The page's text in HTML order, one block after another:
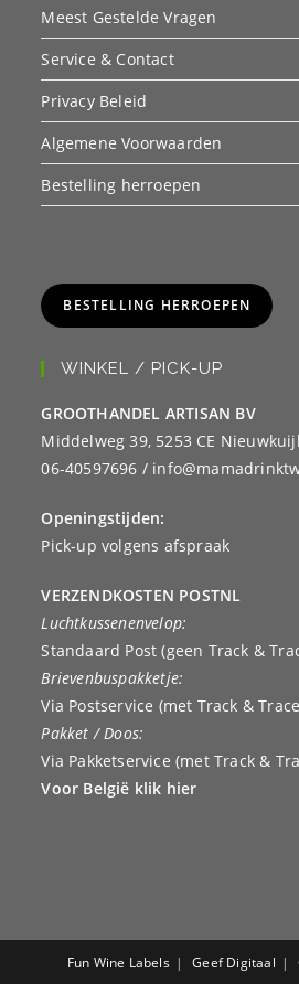
Meest Gestelde Vragen
Service & Contact
Privacy Beleid
Algemene Voorwaarden
Bestelling herroepen
BESTELLING HERROEPEN
WINKEL / PICK-UP
GROOTHANDEL ARTISAN BV
Middelweg 39, 5253 CE
06-40597696 /
Openingstijden:
Pick-up volgens afspraak
VERZENDKOSTEN POSTNL
Luchtkussenenvelop:
Standaard Post (geen Track &
Brievenbuspakketje:
Via Postservice (met Track &
Pakket / Doos:
Via Pakketservice (met Track &
Voor België klik hier
Fun Wine Labels Geef Digitaal